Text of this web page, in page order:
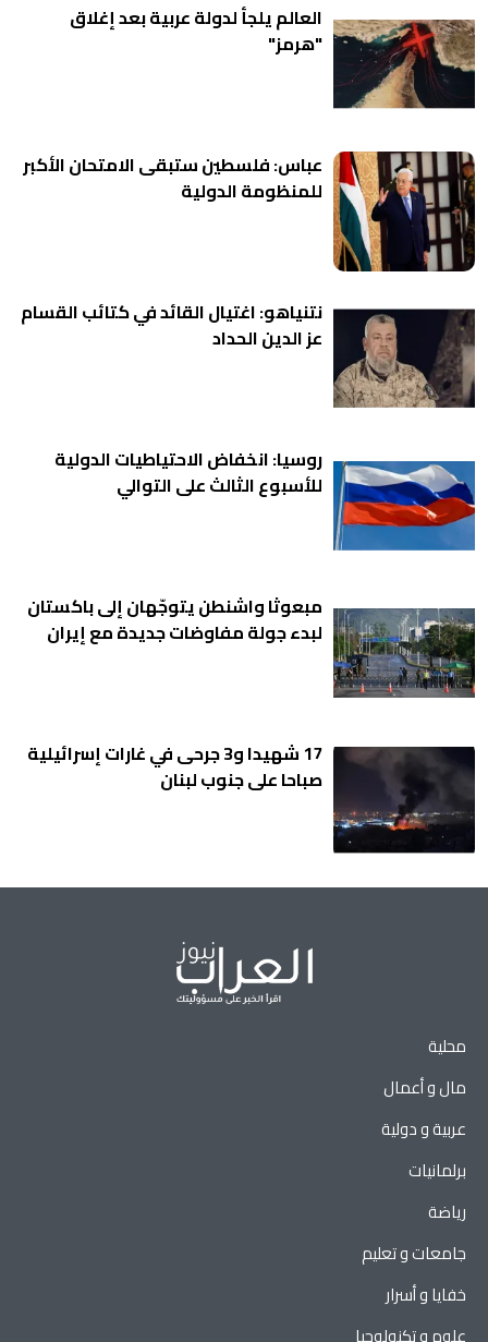
العالم يلجأ لدولة عربية بعد إغلاق
"هرمز"
عباس: فلسطين ستبقى الامتحان الأكبر
للمنظومة الدولية
نتنياهو: اغتيال القائد في كتائب القسام
عز الدين الحداد
روسيا: انخفاض الاحتياطيات الدولية
للأسبوع الثالث على التوالي
مبعوثا واشنطن يتوجّهان إلى باكستان
لبدء جولة مفاوضات جديدة مع إيران
17 شهيدا و3 جرحى في غارات إسرائيلية
صباحا على جنوب لبنان
محلية
مال و أعمال
عربية و دولية
برلمانيات
رياضة
جامعات و تعليم
خفايا و أسرار
علوم و تكنولوجيا